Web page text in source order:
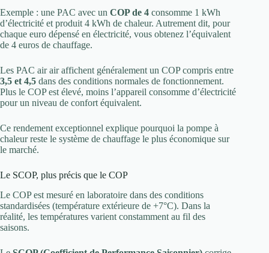
Exemple : une PAC avec un COP de 4 consomme 1 kWh
d’électricité et produit 4 kWh de chaleur. Autrement dit, pour
chaque euro dépensé en électricité, vous obtenez l’équivalent
de 4 euros de chauffage.
Les PAC air air affichent généralement un COP compris entre
3,5 et 4,5 dans des conditions normales de fonctionnement.
Plus le COP est élevé, moins l’appareil consomme d’électricité
pour un niveau de confort équivalent.
Ce rendement exceptionnel explique pourquoi la pompe à
chaleur reste le système de chauffage le plus économique sur
le marché.
Le SCOP, plus précis que le COP
Le COP est mesuré en laboratoire dans des conditions
standardisées (température extérieure de +7°C). Dans la
réalité, les températures varient constamment au fil des
saisons.